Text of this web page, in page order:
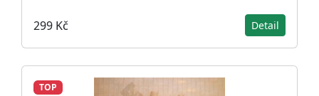
299 Kč Detail
TOP